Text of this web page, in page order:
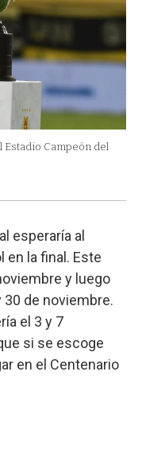
Estadio Campeón del
esperaría al
en la final. Este
y luego
de noviembre.
el 3 y 7
si se escoge
en el Centenario